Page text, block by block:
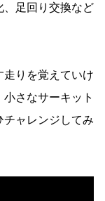
、足回り交換など
走りを覚えていけ
さなサーキット
チャレンジしてみ